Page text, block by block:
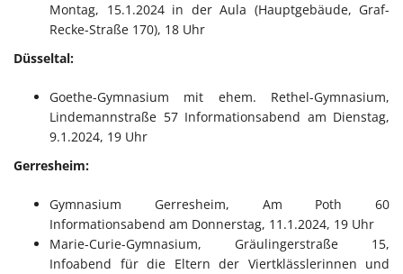
Montag, 15.1.2024 in der Aula (Hauptgebäude, Graf-
Recke-Straße 170), 18 Uhr
Düsseltal:
Goethe-Gymnasium mit ehem. Rethel-Gymnasium,
Lindemannstraße 57 Informationsabend am Dienstag,
9.1.2024, 19 Uhr
Gerresheim:
Gymnasium Gerresheim, Am Poth 60
Informationsabend am Donnerstag, 11.1.2024, 19 Uhr
Marie-Curie-Gymnasium, Gräulingerstraße 15,
Infoabend für die Eltern der Viertklässlerinnen und